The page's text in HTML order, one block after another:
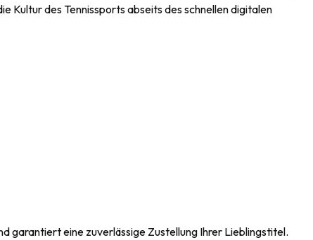
Kultur des Tennissports abseits des schnellen digitalen
garantiert eine zuverlässige Zustellung Ihrer Lieblingstitel.